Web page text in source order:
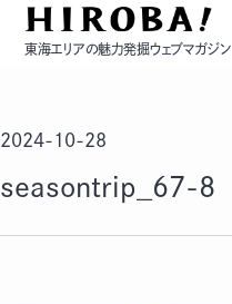
東海エリアの魅力発掘ウェブマガジン
コンテンツ
2024-10-28
seasontrip_67-8